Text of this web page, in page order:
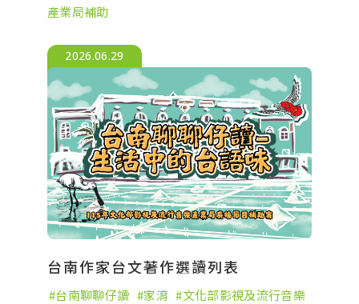
產業局補助
2026.06.29
台南作家台文著作選讀列表
台南聊聊仔讀 家淯
文化部影視及流行音樂